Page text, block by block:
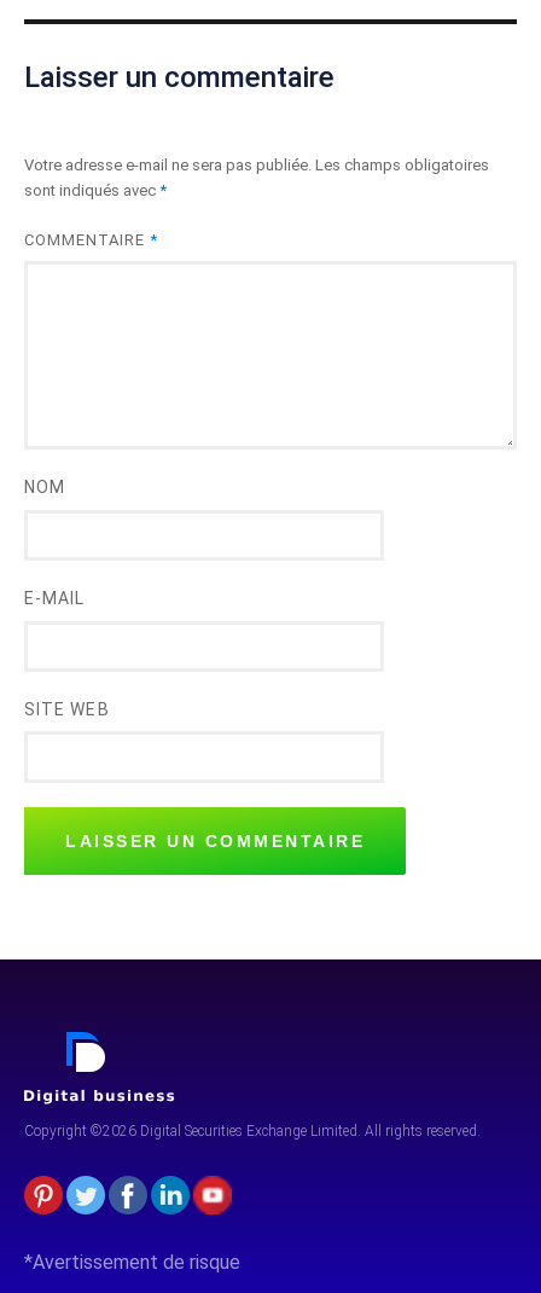
Laisser un commentaire
Votre adresse e-mail ne sera pas publiée. Les champs obligatoires
sont indiqués avec *
COMMENTAIRE *
NOM
E-MAIL
SITE WEB
Copyright ©2026 Digital Securities Exchange Limited. All rights reserved.
*Avertissement de risque